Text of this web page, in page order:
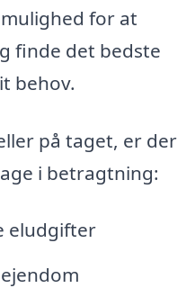
for at
finde det bedste
behov.
på taget, er der
i betragtning:
eludgifter